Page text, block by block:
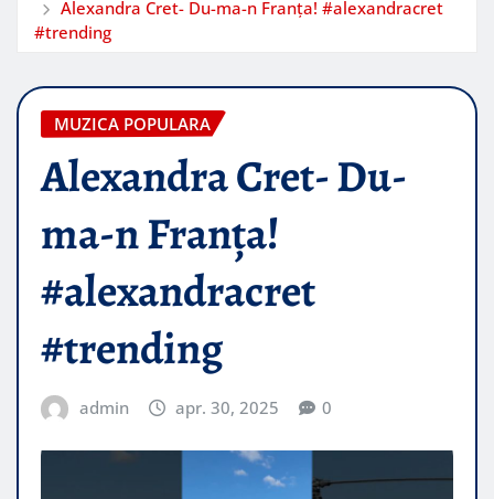
Alexandra Cret- Du-ma-n Franța! #alexandracret
#trending
MUZICA POPULARA
Alexandra Cret- Du-
ma-n Franța!
#alexandracret
#trending
admin apr. 30, 2025 0